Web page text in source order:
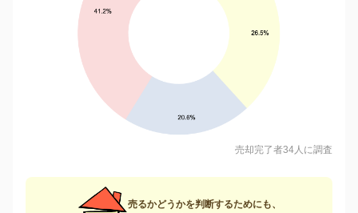
売却完了者34人に調査
売るかどうかを判断するためにも、